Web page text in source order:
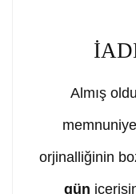
Almış
orjinalliğinin
gün